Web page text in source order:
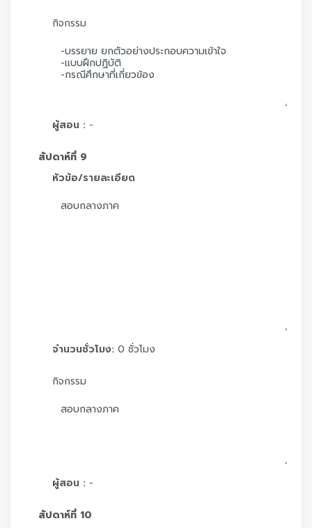
กิจกรรม
ผู้สอน : -
สัปดาห์ที่ 9
หัวข้อ/รายละเอียด
จำนวนชั่วโมง: 0 ชั่วโมง
กิจกรรม
ผู้สอน : -
สัปดาห์ที่ 10